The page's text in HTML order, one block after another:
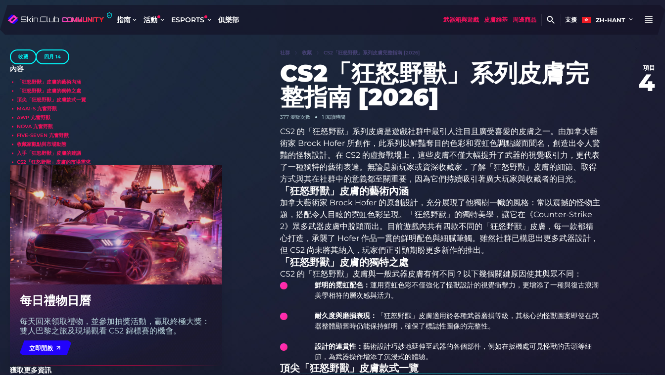
指南 活動 ESPORTS 俱樂部 武器箱與遊戲 皮膚維基 周邊商品 支援 ZH-HANT
收藏 四月 14
內容
「狂怒野獸」皮膚的藝術內涵
「狂怒野獸」皮膚的獨特之處
頂尖「狂怒野獸」皮膚款式一覽
M4A1-S 亢奮野獸
AWP 亢奮野獸
NOVA 亢奮野獸
FIVE-SEVEN 亢奮野獸
收藏家觀點與市場動態
入手「狂怒野獸」皮膚的建議
CS2「狂怒野獸」皮膚的市場需求
每日禮物日曆
每天回來領取禮物，並參加抽獎活動，贏取終極大獎：
雙人巴黎之旅及現場觀看 CS2 錦標賽的機會。
立即開啟
獲取更多資訊
社群 收藏 CS2「狂怒野獸」系列皮膚完整指南 [2026]
CS2「狂怒野獸」系列皮膚完
整指南 [2026]
項目
4
377 瀏覽次數 1 閱讀時間
CS2 的「狂怒野獸」系列皮膚是遊戲社群中最引人注目且廣受喜愛的皮膚之一。由加拿大藝
術家 Brock Hofer 所創作，此系列以鮮豔奪目的色彩和霓虹色調點綴而聞名，創造出令人驚
豔的怪物設計。在 CS2 的虛擬戰場上，這些皮膚不僅大幅提升了武器的視覺吸引力，更代表
了一種獨特的藝術表達。無論是新玩家或資深收藏家，了解「狂怒野獸」皮膚的細節、取得
方式與其在社群中的意義都至關重要，因為它們持續吸引著廣大玩家與收藏者的目光。
「狂怒野獸」皮膚的藝術內涵
加拿大藝術家 Brock Hofer 的原創設計，充分展現了他獨樹一幟的風格：常以震撼的怪物主
題，搭配令人目眩的霓虹色彩呈現。「狂怒野獸」的獨特美學，讓它在《Counter-Strike
2》眾多武器皮膚中脫穎而出。目前遊戲內共有四款不同的「狂怒野獸」皮膚，每一款都精
心打造，承襲了 Hofer 作品一貫的鮮明配色與細膩筆觸。雖然社群已構思出更多武器設計，
但 CS2 尚未將其納入，玩家們正引頸期盼更多新作的推出。
「狂怒野獸」皮膚的獨特之處
CS2 的「狂怒野獸」皮膚與一般武器皮膚有何不同？以下幾個關鍵原因使其與眾不同：
鮮明的霓虹配色： 運用霓虹色彩不僅強化了怪獸設計的視覺衝擊力，更增添了一種與復古浪潮
美學相符的層次感與活力。
耐久度與磨損表現：
「狂怒野獸」皮膚適用於各種武器磨損等級，其核心的怪獸圖案即使在武
器整體顯舊時仍能保持鮮明，確保了標誌性圖像的完整性。
設計的連貫性： 藝術設計巧妙地延伸至武器的各個部件，例如在扳機處可見怪獸的舌頭等細
節，為武器操作增添了沉浸式的體驗。
頂尖「狂怒野獸」皮膚款式一覽